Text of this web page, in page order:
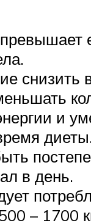
снизить
и
в день.
– 1700